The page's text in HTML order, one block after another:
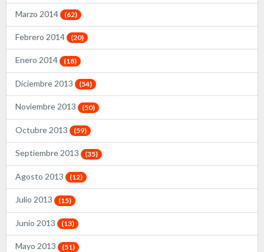
Marzo 2014 (62)
Febrero 2014 (20)
Enero 2014 (18)
Diciembre 2013 (54)
Noviembre 2013 (50)
Octubre 2013 (59)
Septiembre 2013 (35)
Agosto 2013 (12)
Julio 2013 (15)
Junio 2013 (13)
Mayo 2013 (51)